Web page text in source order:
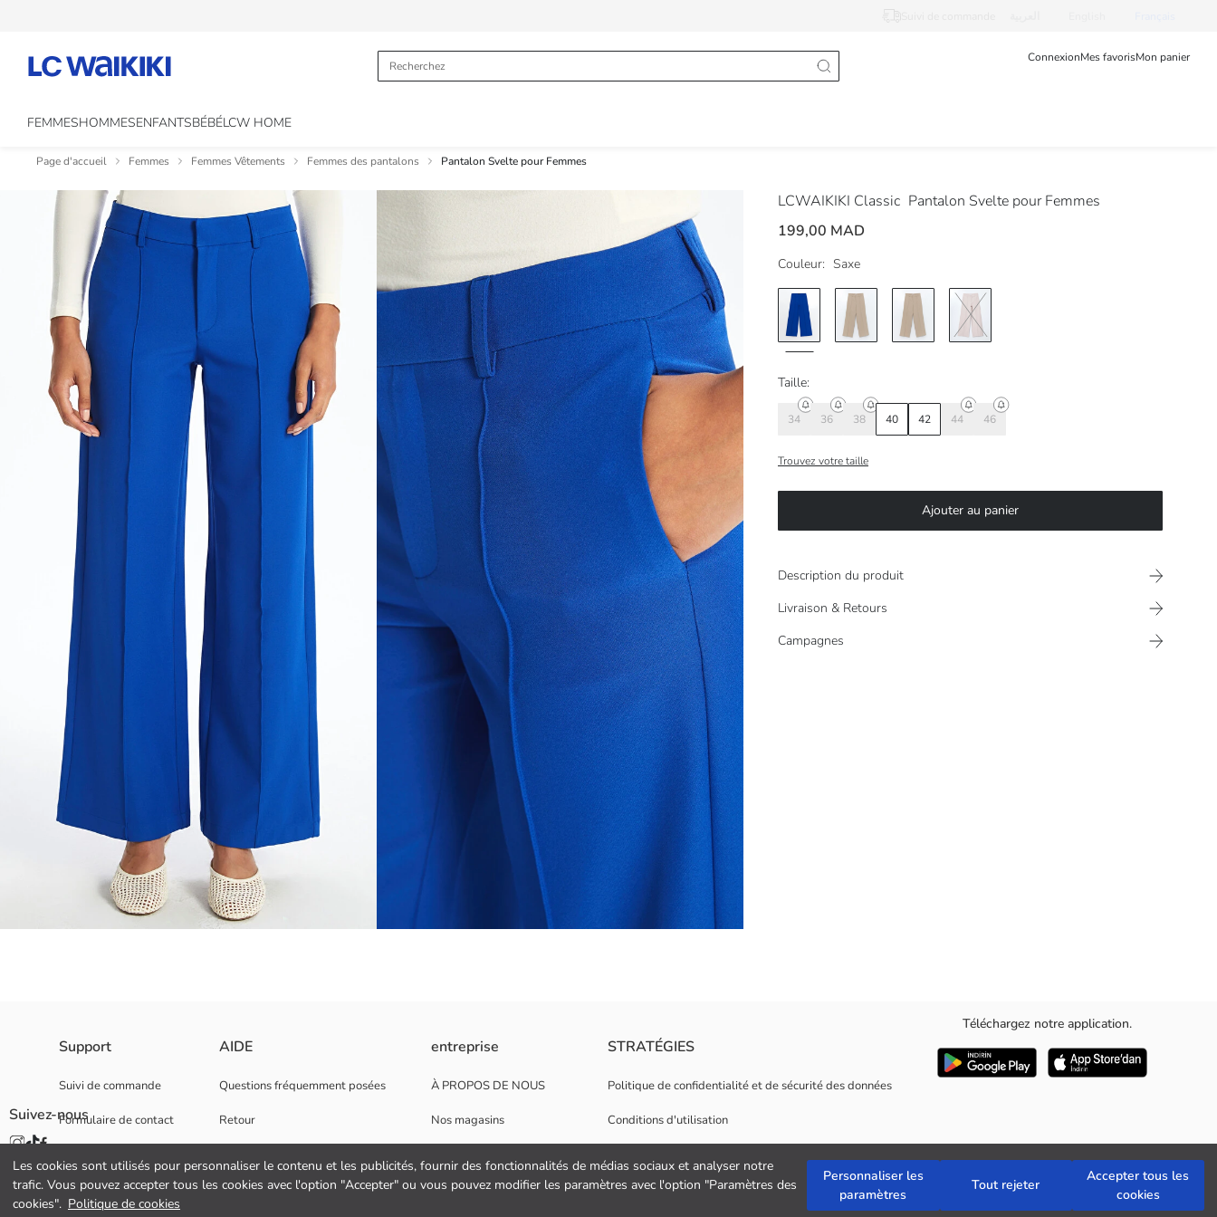
Les cookies sont utilisés pour personnaliser le contenu et les publicités, fournir des fonctionnalités de médias sociaux et analyser notre
trafic. Vous pouvez accepter tous les cookies avec l'option "Accepter" ou vous pouvez modifier les paramètres avec l'option "Paramètres des
cookies". Politique de cookies
Personnaliser les
paramètres
Tout rejeter
Accepter tous les
cookies
ConnexionMes favorisMon panier
FEMMESHOMMESENFANTSBÉBÉLCW HOME
Page d'accueil Femmes Femmes Vêtements Femmes des pantalons Pantalon Svelte pour Femmes
LCWAIKIKI Classic Pantalon Svelte pour Femmes
199,00 MAD
Couleur: Saxe
Taille:
34 36 38 40 42 44 46
Trouvez votre taille
Ajouter au panier
Description du produit
Livraison & Retours
Campagnes
Le pantalon uni à coupe slim est conçu avec des détails de surpiqûres sur le devant pour un look élégant, moderne et accrocheur. Sa coupe ajustée crée une silhouette élégante.
Tissu Principal:
Pays d’origine:
Vendeur:
Marque:
Genre:
Coupe:
Support
Suivi de commande
Formulaire de contact
AIDE
Questions fréquemment posées
Retour
entreprise
À PROPOS DE NOUS
Nos magasins
Soutien aux entreprises
STRATÉGIES
Politique de confidentialité et de sécurité des données
Conditions d'utilisation
Téléchargez notre application.
Suivez-nous